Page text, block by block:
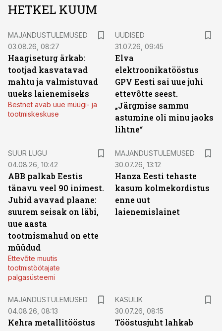
HETKEL KUUM
MAJANDUSTULEMUSED
03.08.26, 08:27
Haagiseturg ärkab:
tootjad kasvatavad
mahtu ja valmistuvad
uueks laienemiseks
Bestnet avab uue müügi- ja
tootmiskeskuse
UUDISED
31.07.26, 09:45
Elva
elektroonikatööstus
GPV Eesti sai uue juhi
ettevõtte seest.
„Järgmise sammu
astumine oli minu jaoks
lihtne“
SUUR LUGU
04.08.26, 10:42
ABB palkab Eestis
tänavu veel 90 inimest.
Juhid avavad plaane:
suurem seisak on läbi,
uue aasta
tootmismahud on ette
müüdud
Ettevõte muutis
tootmistöötajate
palgasüsteemi
MAJANDUSTULEMUSED
30.07.26, 13:12
Hanza Eesti tehaste
kasum kolmekordistus
enne uut
laienemislainet
MAJANDUSTULEMUSED
04.08.26, 08:13
Kehra metallitööstus
KASULIK
30.07.26, 08:15
Tööstusjuht lahkab